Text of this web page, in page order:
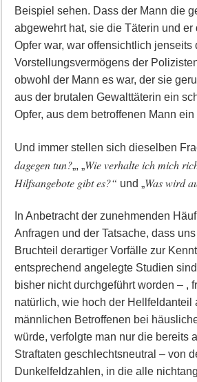
Beispiel sehen. Dass der Mann die
abgewehrt hat, sie die Täterin und
Opfer war, war offensichtlich jenseits
Vorstellungsvermögens der
obwohl der Mann es war, der sie
aus der brutalen Gewalttäterin ein
Opfer, aus dem betroffenen Mann ein
Und immer stellen sich dieselben
dagegen tun?„, „Wie verhalte ich mich
Hilfsangebote gibt es?“ und „Was wird
In Anbetracht der zunehmenden
Anfragen und der Tatsache, dass
Bruchteil derartiger Vorfälle zur
entsprechend angelegte Studien
bisher nicht durchgeführt worden – ,
natürlich, wie hoch der Hellfeldanteil
männlichen Betroffenen bei
würde, verfolgte man nur die bereits
Straftaten geschlechtsneutral – von
Dunkelfeldzahlen, in die alle